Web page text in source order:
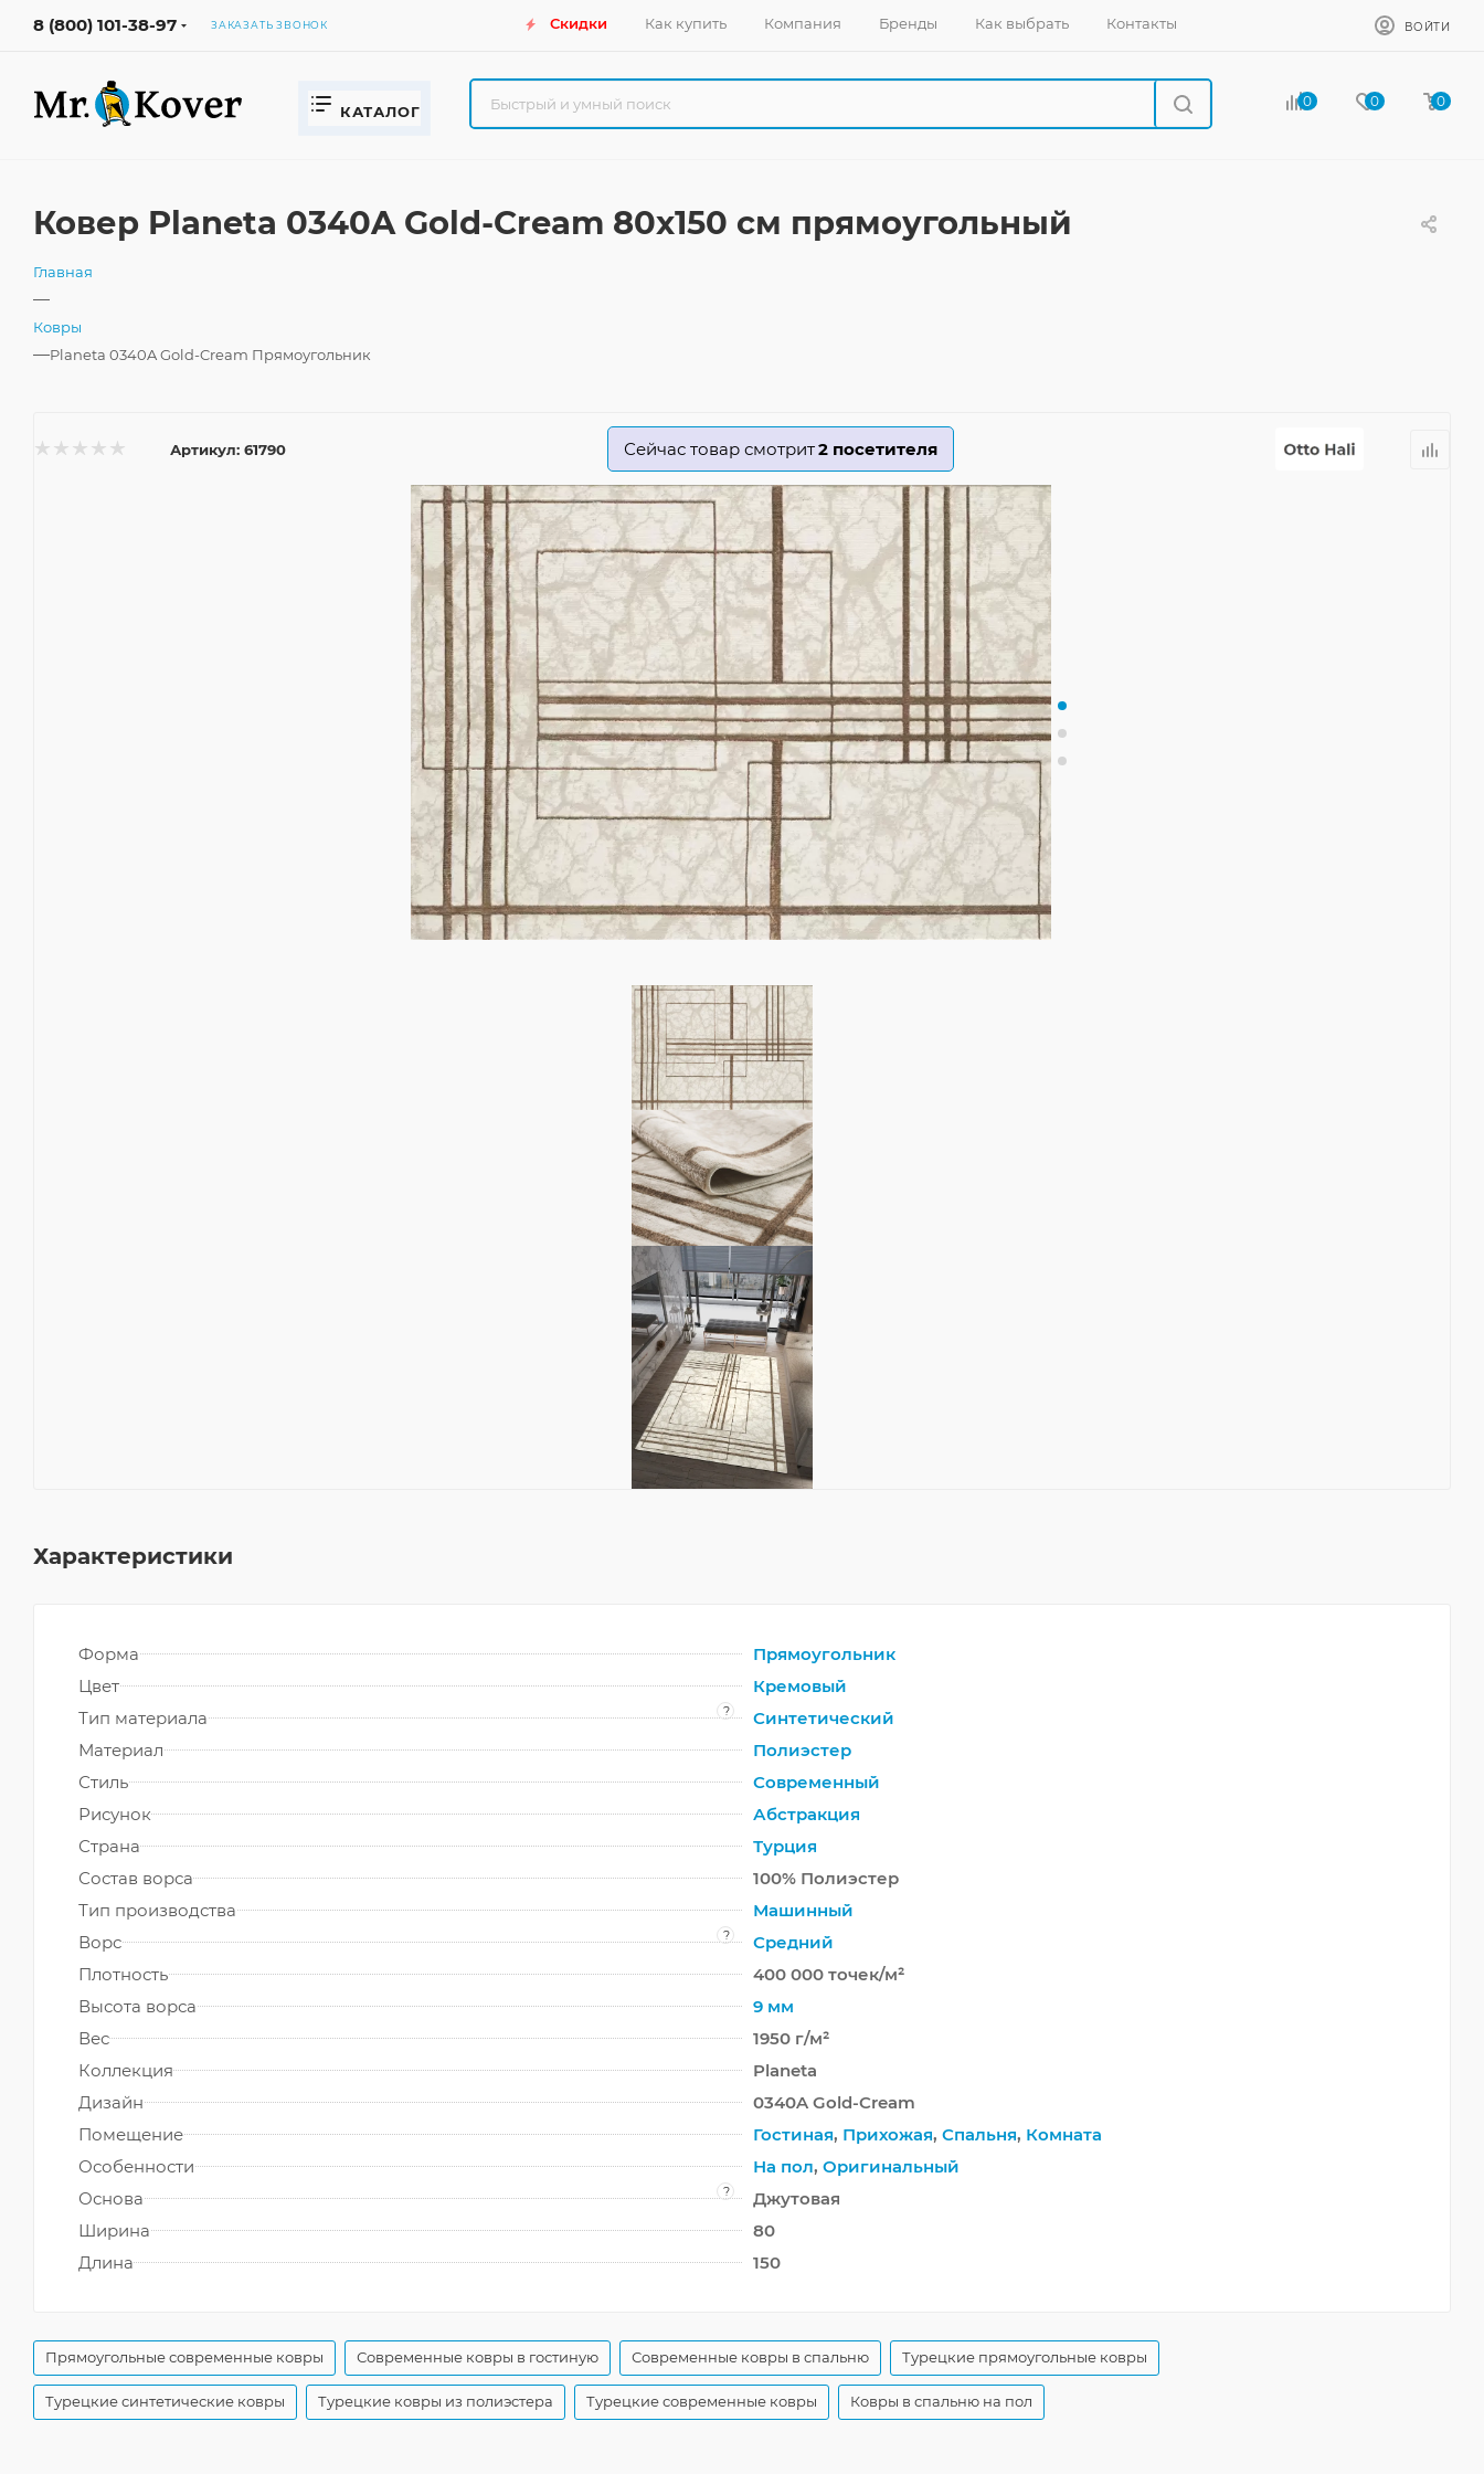
8 (800) 101-38-97 ЗАКАЗАТЬ ЗВОНОК Скидки Как купить Компания Бренды Как выбрать Контакты ВОЙТИ
КАТАЛОГ
0 0 0
Ковер Planeta 0340A Gold-Cream 80x150 см прямоугольный
Главная
—
Ковры
—Planeta 0340A Gold-Cream Прямоугольник
Артикул: 61790 Сейчас товар смотрит2 посетителя
Характеристики
Форма
Прямоугольник
Цвет
Кремовый
Тип материала
?
Синтетический
Материал
Полиэстер
Стиль
Современный
Рисунок
Абстракция
Страна
Турция
Состав ворса
100% Полиэстер
Тип производства
Машинный
Ворс
?
Средний
Плотность
400 000 точек/м²
Высота ворса
9 мм
Вес
1950 г/м²
Коллекция
Planeta
Дизайн
0340A Gold-Cream
Помещение
Гостиная, Прихожая, Спальня, Комната
Особенности
На пол, Оригинальный
Основа
?
Джутовая
Ширина
80
Длина
150
Прямоугольные современные ковры Современные ковры в гостиную Современные ковры в спальню Турецкие прямоугольные ковры
Турецкие синтетические ковры Турецкие ковры из полиэстера Турецкие современные ковры Ковры в спальню на пол